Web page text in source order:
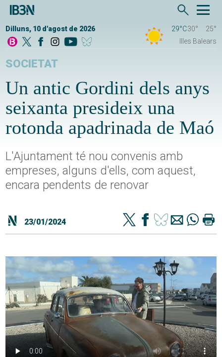
Dilluns, 10 d'agost de 2026 29°C30°
25°
Illes Balears
SOCIETAT
Un antic Gordini dels anys
seixanta presideix una
rotonda apadrinada de Maó
L'Ajuntament té nou convenis amb
empreses, alguns d'ells, com aquest,
encara pendents de renovar
23/01/2024